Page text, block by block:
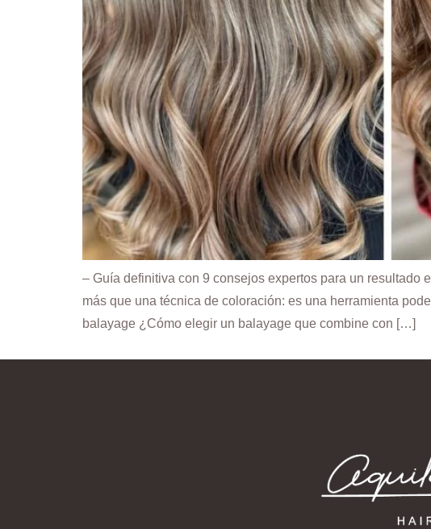
– Guía definitiva con 9 consejos expertos para un resultado
más que una técnica de coloración: es una herramienta
balayage ¿Cómo elegir un balayage que combine con […]